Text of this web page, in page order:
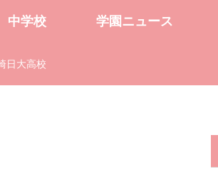
中学校 学園ニュース
日大高校